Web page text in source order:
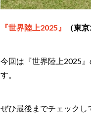
『世界陸上2025』 （東
今回は『世界陸上2025
す。
ぜひ最後までチェックし